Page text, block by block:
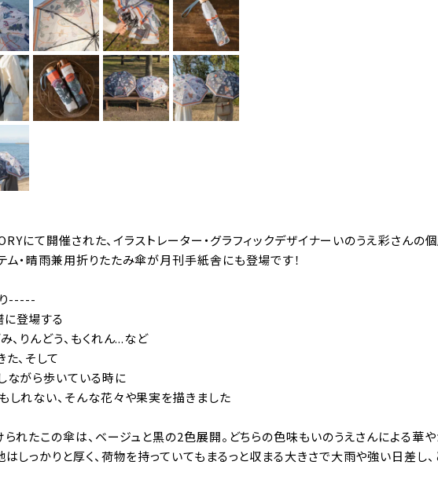
にて開催された、イラストレーター・グラフィックデザイナーいのうえ彩さんの
ム・晴雨兼用折りたたみ傘が月刊手紙舎にも登場です！
-----
登場する
、りんどう、もくれん...など
、そして
ながら歩いている時に
しれない、そんな花々や果実を描きました
られたこの傘は、ベージュと黒の2色展開。どちらの色味もいのうえさんによる
はしっかりと厚く、荷物を持っていてもまるっと収まる大きさで大雨や強い日差し